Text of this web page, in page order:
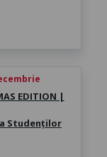
EDITION |
Studenților